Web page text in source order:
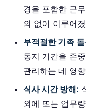
경을 포함한 근
의 없이 이루어
부적절한 가족
통지 기간을 존
관리하는 데 영
식사 시간 방해:
외에 또는 업무